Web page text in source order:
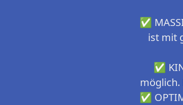
✅
ist mit
✅
möglich.
✅